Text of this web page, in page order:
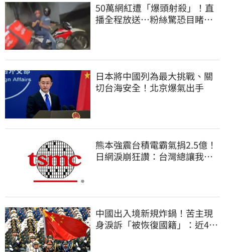
50萬網紅遭「爆頭射殺」！直
播全程放送…粉絲驚恐目睹慘
日本將中國列為最大挑戰、關
切台海安全！北京爆氣出手
熊本強震台積電霸氣捐2.5億！
日網淚崩狂讚：台灣總讓我們
中國出入境新規炸鍋！苦主現
身淚訴「被恢復國籍」：近4億